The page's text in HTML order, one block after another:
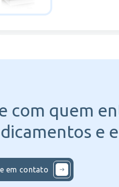
com quem
e
em contato